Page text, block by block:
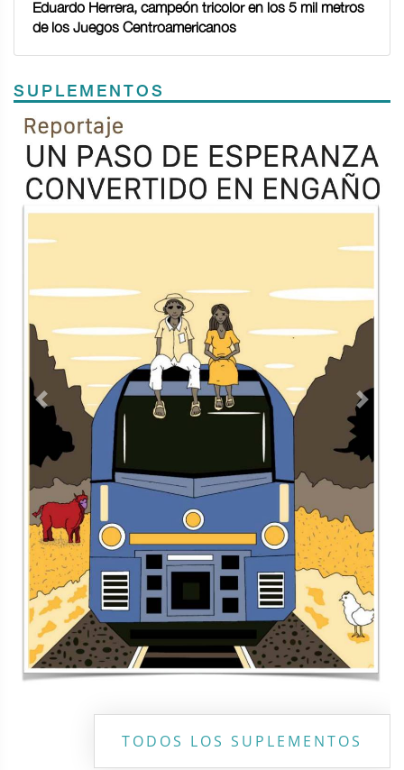
Eduardo Herrera, campeón tricolor en los 5 mil metros
de los Juegos Centroamericanos
SUPLEMENTOS
Previous Next
TODOS LOS SUPLEMENTOS